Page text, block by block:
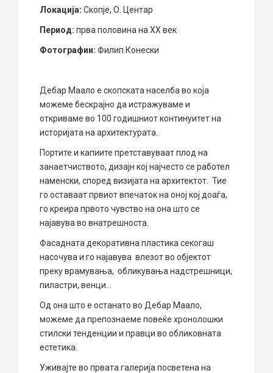
Локација: Скопје, О. Центар
Период: прва половина на XX век
Фотографии: Филип Конески
Дебар Маало е скопската населба во која
можеме бескрајно да истражуваме и
откриваме во 100 годишниот континуитет на
историјата на архитектурата.
Портите и капиите претставуваат плод на
занаетчиството, дизајн кој најчесто се работел
наменски, според визијата на архитектот. Тие
го оставаат првиот впечаток на оној кој доаѓа,
го креира првото чувство на она што се
најавува во внатрешноста.
Фасадната декоративна пластика секогаш
насочува и го најавува влезот во објектот
преку врамувања, обликувања надстрешници,
пиластри, венци…
Од она што е останато во Дебар Маало,
можеме да препознаеме повеќе хронолошки
стилски тенденции и правци во обликовната
естетика.
Уживајте во првата галерија посветена на